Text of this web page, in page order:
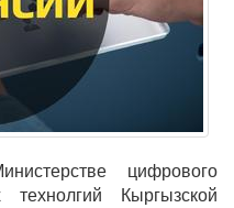
цифрового
Кыргызской